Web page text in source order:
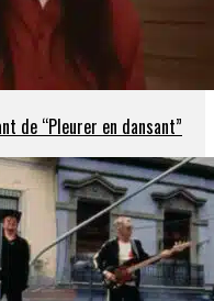
de “Pleurer en dansant”